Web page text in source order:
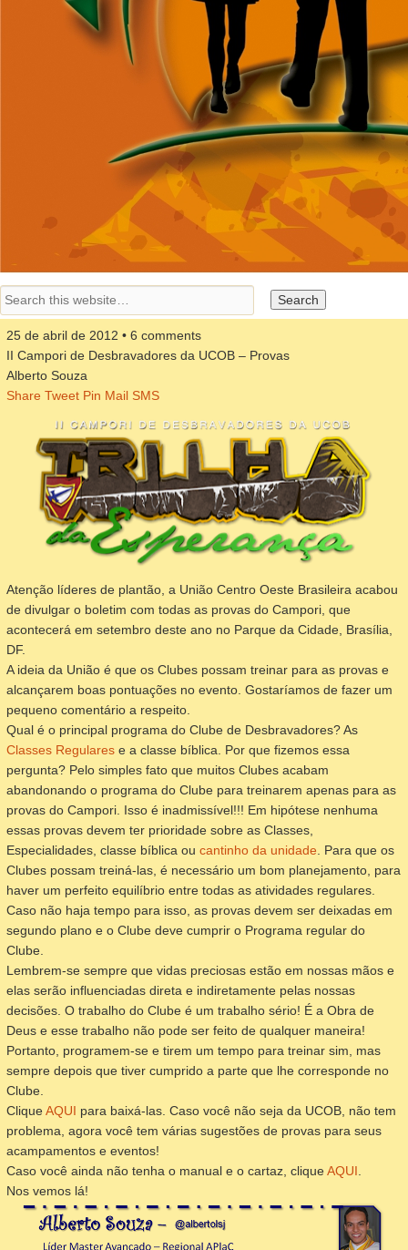
25 de abril de 2012 • 6 comments
II Campori de Desbravadores da UCOB – Provas
Alberto Souza
Share Tweet Pin Mail SMS
Atenção líderes de plantão, a União Centro Oeste Brasileira acabou
de divulgar o boletim com todas as provas do Campori, que
acontecerá em setembro deste ano no Parque da Cidade, Brasília,
DF.
A ideia da União é que os Clubes possam treinar para as provas e
alcançarem boas pontuações no evento. Gostaríamos de fazer um
pequeno comentário a respeito.
Qual é o principal programa do Clube de Desbravadores? As
Classes Regulares e a classe bíblica. Por que fizemos essa
pergunta? Pelo simples fato que muitos Clubes acabam
abandonando o programa do Clube para treinarem apenas para as
provas do Campori. Isso é inadmissível!!! Em hipótese nenhuma
essas provas devem ter prioridade sobre as Classes,
Especialidades, classe bíblica ou cantinho da unidade . Para que os
Clubes possam treiná-las, é necessário um bom planejamento, para
haver um perfeito equilíbrio entre todas as atividades regulares.
Caso não haja tempo para isso, as provas devem ser deixadas em
segundo plano e o Clube deve cumprir o Programa regular do
Clube.
Lembrem-se sempre que vidas preciosas estão em nossas mãos e
elas serão influenciadas direta e indiretamente pelas nossas
decisões. O trabalho do Clube é um trabalho sério! É a Obra de
Deus e esse trabalho não pode ser feito de qualquer maneira!
Portanto, programem-se e tirem um tempo para treinar sim, mas
sempre depois que tiver cumprido a parte que lhe corresponde no
Clube.
CliqueAQUI para baixá-las. Caso você não seja da UCOB, não tem
problema, agora você tem várias sugestões de provas para seus
acampamentos e eventos!
Caso você ainda não tenha o manual e o cartaz, cliqueAQUI
Nos vemos lá!